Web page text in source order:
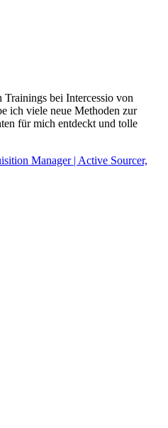
Trainings bei Intercessio von
ich viele neue Methoden zur
für mich entdeckt und tolle
Manager | Active Sourcer,